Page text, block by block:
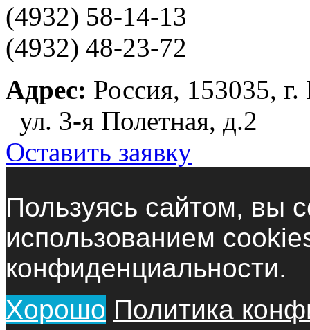
(4932) 58-14-13
(4932) 48-23-72
Адрес: Россия, 153035,
ул. 3-я Полетная, д.2
Оставить заявку
Пользуясь сайтом, вы
использованием
конфиденциальности.
Хорошо Политика